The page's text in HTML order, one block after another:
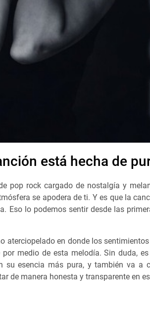
está hecha de
pop rock cargado de nostalgía y
se apodera de ti. Y es que la
Eso lo podemos sentir desde las
aterciopelado en donde los
medio de esta melodía. Sin duda,
su esencia más pura, y también va a
de manera honesta y transparente en